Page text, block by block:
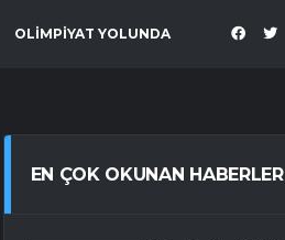
OLİMPİYAT YOLUNDA
EN ÇOK OKUNAN HABERLER